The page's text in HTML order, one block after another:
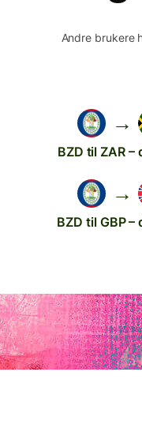
Andre brukere
→
BZD til ZAR –
→
BZD til GBP –